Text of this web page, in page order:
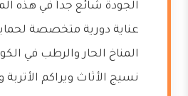
الجودة شائع جداً في هذه
عناية دورية متخصصة
المناخ الحار والرطب في
نسيج الأثاث ويراكم الأتربة